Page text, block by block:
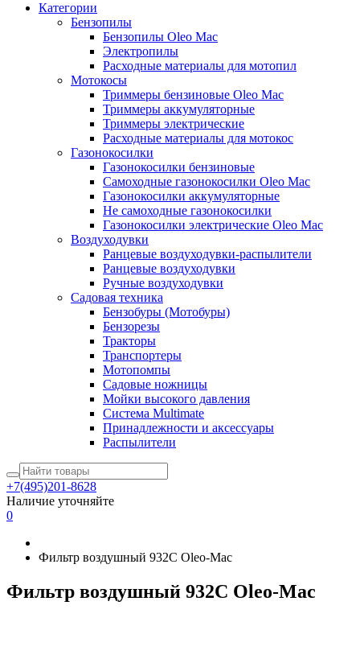
Категории
Бензопилы
Бензопилы Oleo Mac
Электропилы
Расходные материалы для мотопил
Мотокосы
Триммеры бензиновые Oleo Mac
Триммеры аккумуляторные
Триммеры электрические
Расходные материалы для мотокос
Газонокосилки
Газонокосилки бензиновые
Самоходные газонокосилки Oleo Mac
Газонокосилки аккумуляторные
Не самоходные газонокосилки
Газонокосилки электрические Oleo Mac
Воздуходувки
Ранцевые воздуходувки-распылители
Ранцевые воздуходувки
Ручные воздуходувки
Садовая техника
Бензобуры (Мотобуры)
Бензорезы
Тракторы
Транспортеры
Мотопомпы
Садовые ножницы
Мойки высокого давления
Система Multimate
Принадлежности и аксессуары
Распылители
+7(495)201-8628
Наличие уточняйте
0
Фильтр воздушный 932C Oleo-Мac
Фильтр воздушный 932C Oleo-Мac